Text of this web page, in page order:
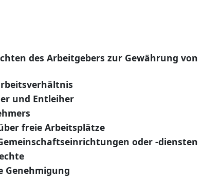
des Arbeitgebers zur Gewährung von
und Entleiher
freie Arbeitsplätze
oder -diensten
Genehmigung